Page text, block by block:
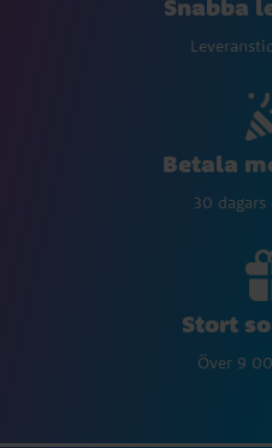
Snabba
Betala
30
Stort
Över 9